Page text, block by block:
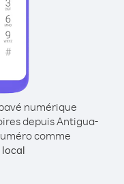
numérique
depuis Antigua-
comme
local